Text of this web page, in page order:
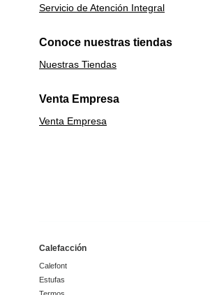
Servicio de Atención Integral
Conoce nuestras tiendas
Nuestras Tiendas
Venta Empresa
Venta Empresa
Calefacción
Calefont
Estufas